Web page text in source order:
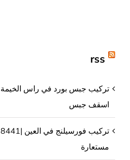
rss
اسقف جبس
مستعارة